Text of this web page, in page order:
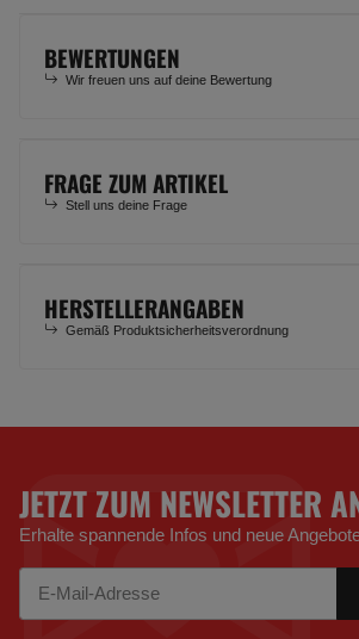
BEWERTUNGEN
Wir freuen uns auf deine Bewertung
FRAGE ZUM ARTIKEL
Stell uns deine Frage
HERSTELLERANGABEN
Gemäß Produktsicherheitsverordnung
JETZT ZUM NEWSLETTER
Erhalte spannende Infos und neue